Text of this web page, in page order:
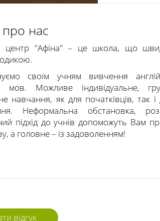
нас
центр "Афіна" – це школа, що
своїм учням вивчення
мов. Можливе індивідуальне,
навчання, як для початківців, так
Неформальна обстановка,
підхід до учнів допоможуть Вам
а головне – із задоволенням!
відгук